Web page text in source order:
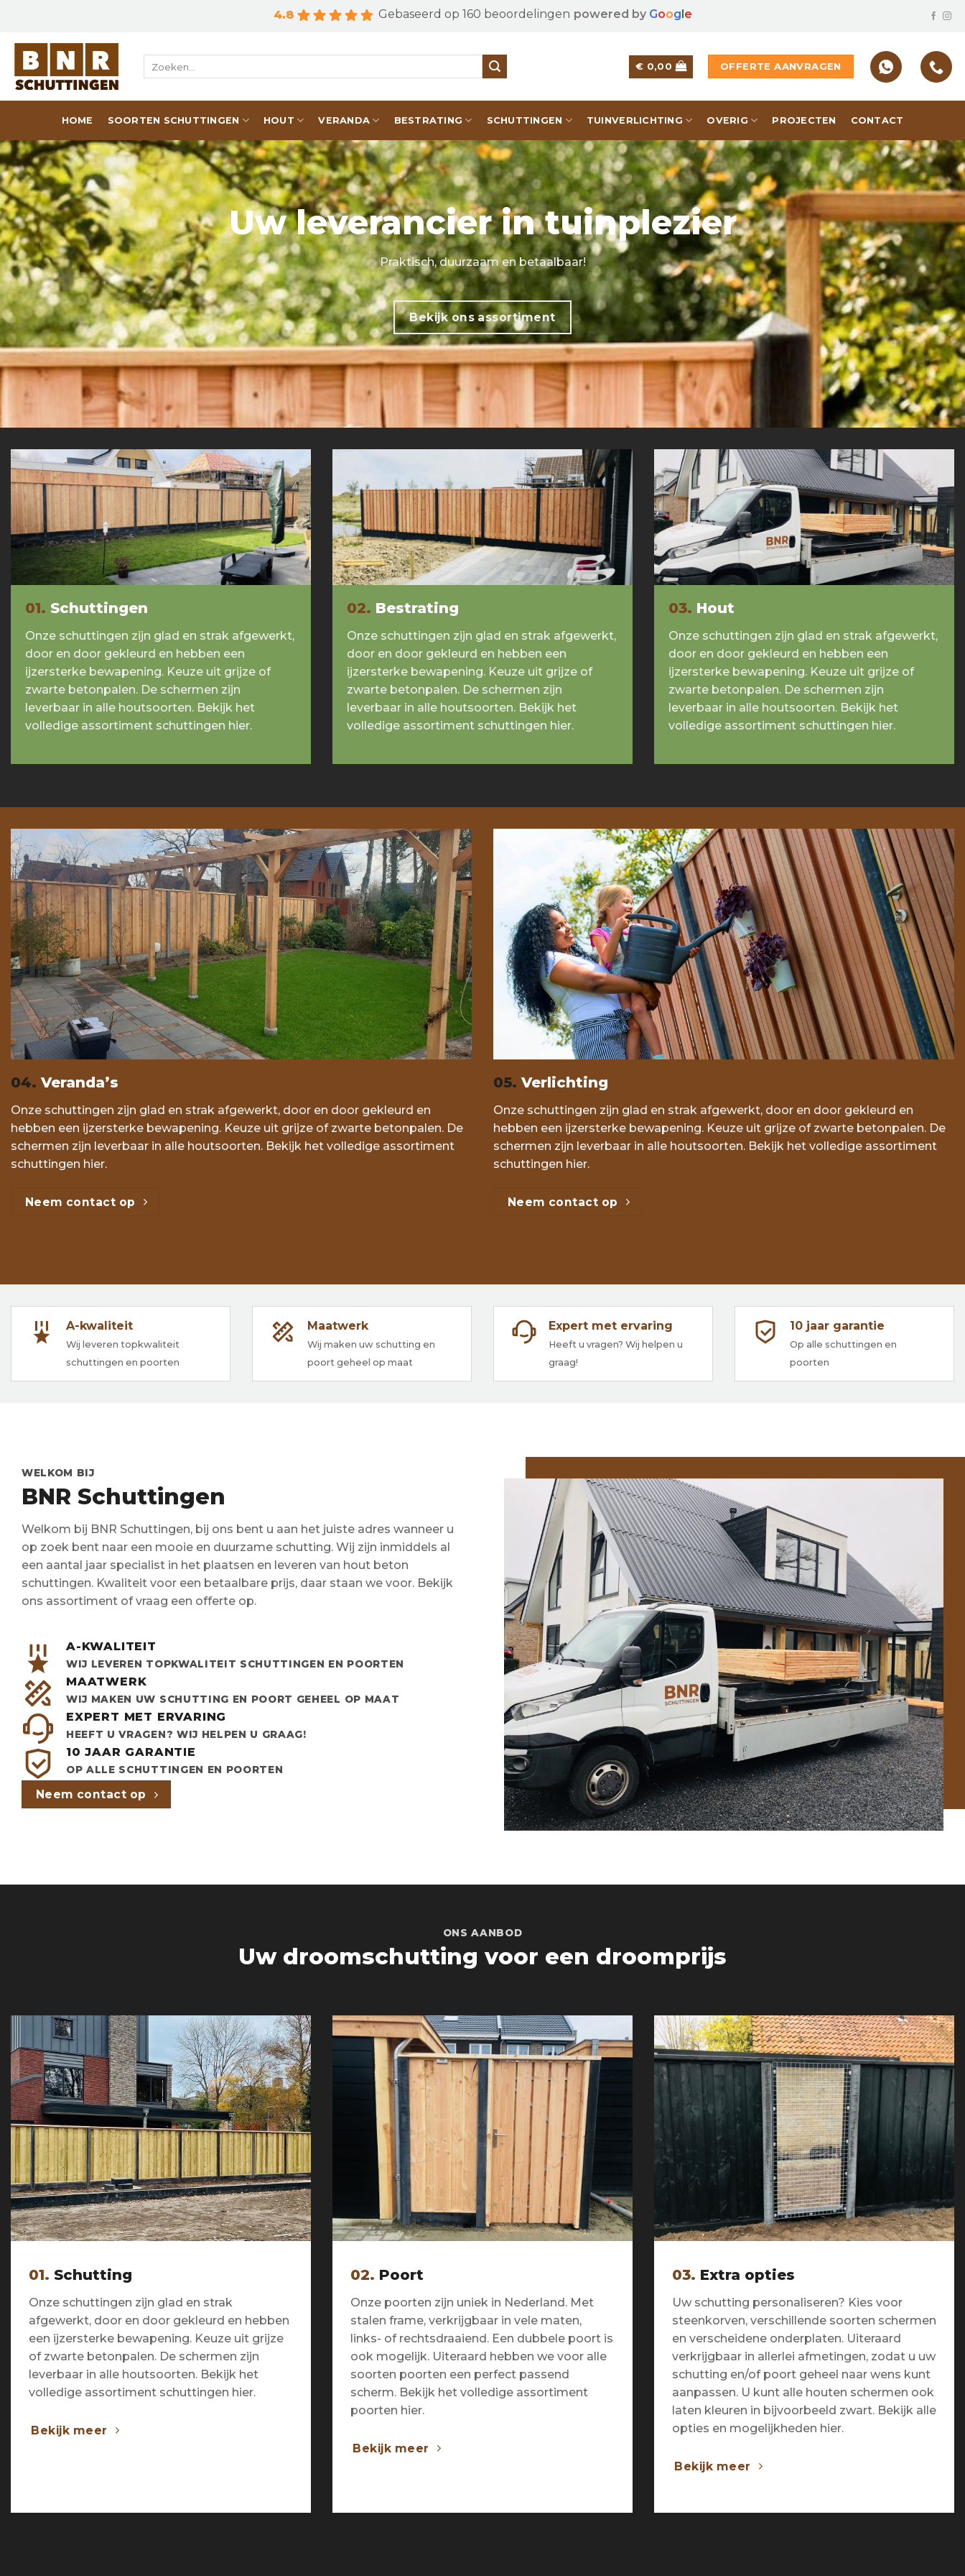
content
4.8 Gebaseerd op 160 beoordelingen powered by Google
€ 0,00 OFFERTE AANVRAGEN
HOME SOORTEN SCHUTTINGEN HOUT VERANDA BESTRATING SCHUTTINGEN TUINVERLICHTING OVERIG PROJECTEN CONTACT
Uw leverancier in tuinplezier
Praktisch, duurzaam en betaalbaar!
Bekijk ons assortiment
01. Schuttingen
Onze schuttingen zijn glad en strak afgewerkt,
door en door gekleurd en hebben een
ijzersterke bewapening. Keuze uit grijze of
zwarte betonpalen. De schermen zijn
leverbaar in alle houtsoorten. Bekijk het
volledige assortiment schuttingen hier.
02. Bestrating
Onze schuttingen zijn glad en strak afgewerkt,
door en door gekleurd en hebben een
ijzersterke bewapening. Keuze uit grijze of
zwarte betonpalen. De schermen zijn
leverbaar in alle houtsoorten. Bekijk het
volledige assortiment schuttingen hier.
03. Hout
Onze schuttingen zijn glad en strak afgewerkt,
door en door gekleurd en hebben een
ijzersterke bewapening. Keuze uit grijze of
zwarte betonpalen. De schermen zijn
leverbaar in alle houtsoorten. Bekijk het
volledige assortiment schuttingen hier.
04. Veranda’s
Onze schuttingen zijn glad en strak afgewerkt, door en door gekleurd en
hebben een ijzersterke bewapening. Keuze uit grijze of zwarte betonpalen. De
schermen zijn leverbaar in alle houtsoorten. Bekijk het volledige assortiment
schuttingen hier.
Neem contact op
05. Verlichting
Onze schuttingen zijn glad en strak afgewerkt, door en door gekleurd en
hebben een ijzersterke bewapening. Keuze uit grijze of zwarte betonpalen. De
schermen zijn leverbaar in alle houtsoorten. Bekijk het volledige assortiment
schuttingen hier.
Neem contact op
A-kwaliteit
Wij leveren topkwaliteit
schuttingen en poorten
Maatwerk
Wij maken uw schutting en
poort geheel op maat
Expert met ervaring
Heeft u vragen? Wij helpen u
graag!
10 jaar garantie
Op alle schuttingen en
poorten
WELKOM BIJ
BNR Schuttingen
Welkom bij BNR Schuttingen, bij ons bent u aan het juiste adres wanneer u
op zoek bent naar een mooie en duurzame schutting. Wij zijn inmiddels al
een aantal jaar specialist in het plaatsen en leveren van hout beton
schuttingen. Kwaliteit voor een betaalbare prijs, daar staan we voor. Bekijk
ons assortiment of vraag een offerte op.
A-KWALITEIT
WIJ LEVEREN TOPKWALITEIT SCHUTTINGEN EN POORTEN
MAATWERK
WIJ MAKEN UW SCHUTTING EN POORT GEHEEL OP MAAT
EXPERT MET ERVARING
HEEFT U VRAGEN? WIJ HELPEN U GRAAG!
10 JAAR GARANTIE
OP ALLE SCHUTTINGEN EN POORTEN
Neem contact op
ONS AANBOD
Uw droomschutting voor een droomprijs
01. Schutting
Onze schuttingen zijn glad en strak
afgewerkt, door en door gekleurd en hebben
een ijzersterke bewapening. Keuze uit grijze
of zwarte betonpalen. De schermen zijn
leverbaar in alle houtsoorten. Bekijk het
volledige assortiment schuttingen hier.
Bekijk meer
02. Poort
Onze poorten zijn uniek in Nederland. Met
stalen frame, verkrijgbaar in vele maten,
links- of rechtsdraaiend. Een dubbele poort is
ook mogelijk. Uiteraard hebben we voor alle
soorten poorten een perfect passend
scherm. Bekijk het volledige assortiment
poorten hier.
Bekijk meer
03. Extra opties
Uw schutting personaliseren? Kies voor
steenkorven, verschillende soorten schermen
en verscheidene onderplaten. Uiteraard
verkrijgbaar in allerlei afmetingen, zodat u uw
schutting en/of poort geheel naar wens kunt
aanpassen. U kunt alle houten schermen ook
laten kleuren in bijvoorbeeld zwart. Bekijk alle
opties en mogelijkheden hier.
Bekijk meer